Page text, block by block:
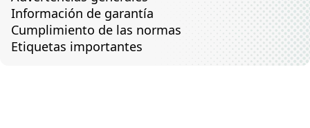
Información de garantía
Cumplimiento de las normas
Etiquetas importantes